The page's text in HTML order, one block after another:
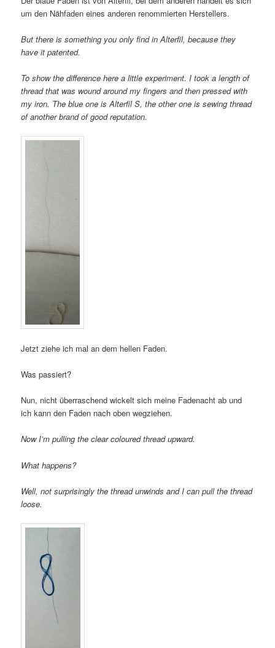
um den Nähfaden eines anderen renommierten Herstellers.
But there is something you only find in Alterfil, because they
have it patented.
To show the difference here a little experiment. I took a length of
thread that was wound around my fingers and then pressed with
my iron. The blue one is Alterfil S, the other one is sewing thread
of another brand of good reputation.
Jetzt ziehe ich mal an dem hellen Faden.
Was passiert?
Nun, nicht überraschend wickelt sich meine Fadenacht ab und
ich kann den Faden nach oben wegziehen.
Now I’m pulling the clear coloured thread upward.
What happens?
Well, not surprisingly the thread unwinds and I can pull the thread
loose.